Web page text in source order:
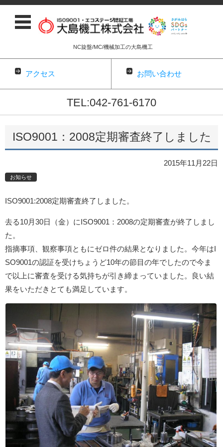
NC旋盤/MC/機械加工の大島機工
アクセス お問い合わせ
TEL:042-761-6170
コンテンツに移動
ISO9001：2008定期審査終了しました
2015年11月22日
お知らせ
ISO9001:2008定期審査終了しました。
去る10月30日（金）にISO9001：2008の定期審査が終了しまし
た。
指摘事項、観察事項ともにゼロ件の結果となりました。今年はI
SO9001の認証を受けちょうど10年の節目の年でしたので今ま
で以上に審査を受ける気持ちが引き締まっていました。良い結
果をいただきとても満足しています。